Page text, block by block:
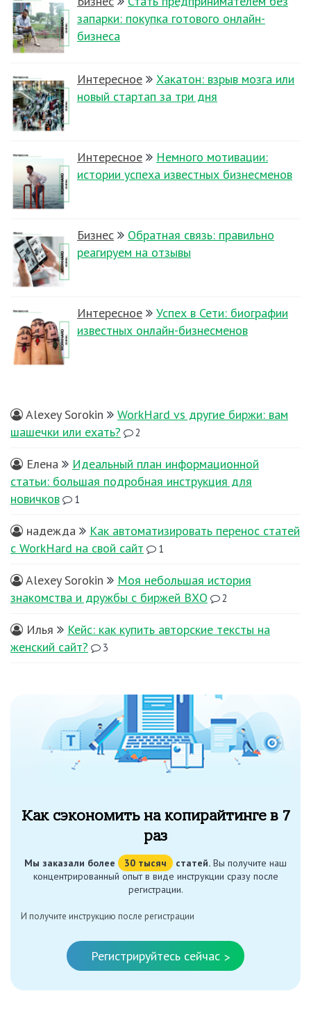
запарки: покупка готового онлайн-
бизнеса
Интересное
Хакатон: взрыв мозга или
новый стартап за три дня
Интересное
Немного мотивации:
истории успеха известных бизнесменов
Бизнес
Обратная связь: правильно
реагируем на отзывы
Интересное
Успех в Сети: биографии
известных онлайн-бизнесменов
Alexey Sorokin
WorkHard vs другие биржи: вам
шашечки или ехать?
2
Елена
Идеальный план информационной
статьи: большая подробная инструкция для
новичков
1
надежда
Как автоматизировать перенос статей
с WorkHard на свой сайт
1
Alexey Sorokin
Моя небольшая история
знакомства и дружбы с биржей ВХО
2
Илья
Кейс: как купить авторские тексты на
женский сайт?
3
Как сэкономить на копирайтинге в 7
раз
Мы заказали более 30 тысяч статей. Вы получите наш
концентрированный опыт в виде инструкции сразу после
регистрации.
И получите инструкцию после регистрации
Регистрируйтесь сейчас >